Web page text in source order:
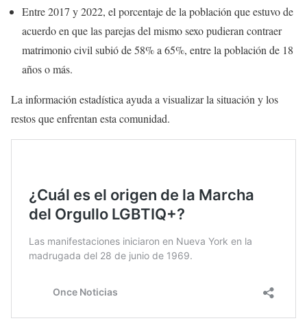
Entre 2017 y 2022, el porcentaje de la población que estuvo de
acuerdo en que las parejas del mismo sexo pudieran contraer
matrimonio civil subió de 58% a 65%, entre la población de 18
años o más.
La información estadística ayuda a visualizar la situación y los
restos que enfrentan esta comunidad.